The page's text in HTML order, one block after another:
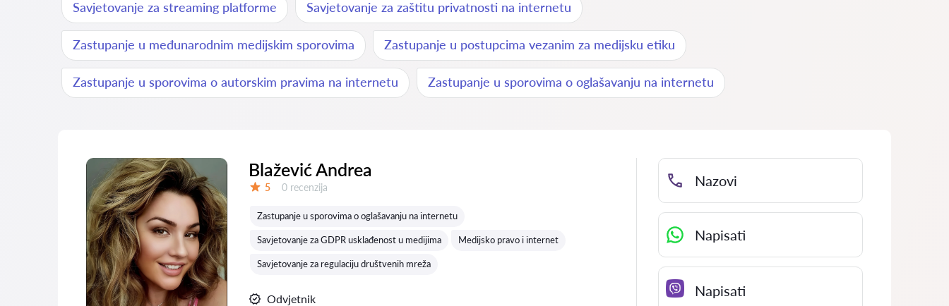
Savjetovanje za streaming platforme Savjetovanje za zaštitu privatnosti na internetu
Zastupanje u međunarodnim medijskim sporovima Zastupanje u postupcima vezanim za medijsku etiku
Zastupanje u sporovima o autorskim pravima na internetu Zastupanje u sporovima o oglašavanju na internetu
Blažević Andrea
5 Recenzija:
0 recenzija
Zastupanje u sporovima o oglašavanju na internetu
Savjetovanje za GDPR usklađenost u medijima Medijsko pravo i internet
Savjetovanje za regulaciju društvenih mreža
Odvjetnik
Nazovi
Napisati
Napisati